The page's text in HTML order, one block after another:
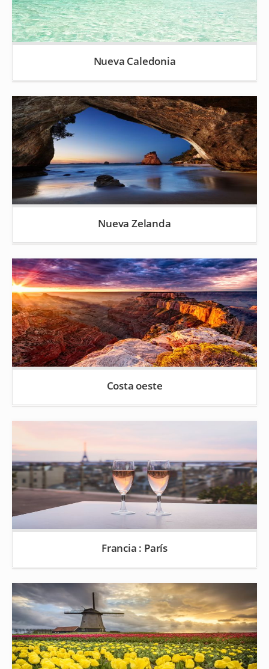
Nueva Caledonia
Nueva Zelanda
Costa oeste
Francia : París